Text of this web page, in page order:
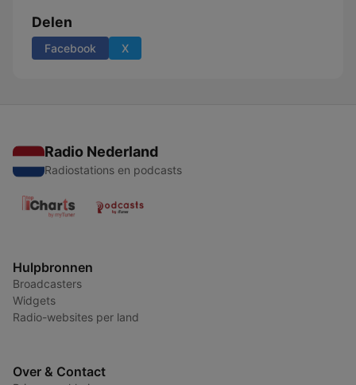
Delen
Facebook X
Radio Nederland
Radiostations en podcasts
Hulpbronnen
Broadcasters
Widgets
Radio-websites per land
Over & Contact